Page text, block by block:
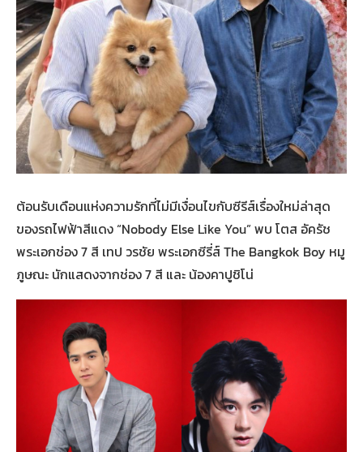
ต้อนรับเดือนแห่งความรักที่ไม่มีเงื่อนไขกับซีรีส์เรื่องใหม่ล่าสุด
ของรถไฟฟ้าสีแดง “Nobody Else Like You” พบ โตส อัครัช
พระเอกช่อง 7 สี เทป วรชัย พระเอกซีรี่ส์ The Bangkok Boy หมู
ภูษณะ นักแสดงจากช่อง 7 สี และ น้องคาปูชิโน่